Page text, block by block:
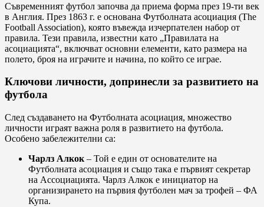
Съвременният футбол започва да приема форма през 19-ти век
в Англия. През 1863 г. е основана Футболната асоциация (The
Football Association), която въвежда изчерпателен набор от
правила. Тези правила, известни като „Правилата на
асоциацията“, включват основни елементи, като размера на
полето, броя на играчите и начина, по който се играе.
Ключови личности, допринесли за развитието на
футбола
След създаването на Футболната асоциация, множество
личности играят важна роля в развитието на футбола.
Особено забележителни са:
Чарлз Алкок – Той е един от основателите на
Футболната асоциация и също така е първият секретар
на Ассоциацията. Чарлз Алкок е инициатор на
организирането на първия футболен мач за трофей – ФА
Купа.